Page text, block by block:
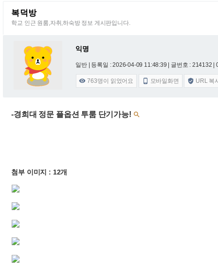
복덕방
학교 인근 원룸,자취,하숙방 정보 게시판입니다.
익명
일반 | 등록일 : 2026-04-09 11:48:39 | 글번호 : 214132 |
 763명이 읽었어요  모바일화면  URL 복
-경희대 정문 플옵션 투룸 단기가능! 
첨부 이미지 : 12개